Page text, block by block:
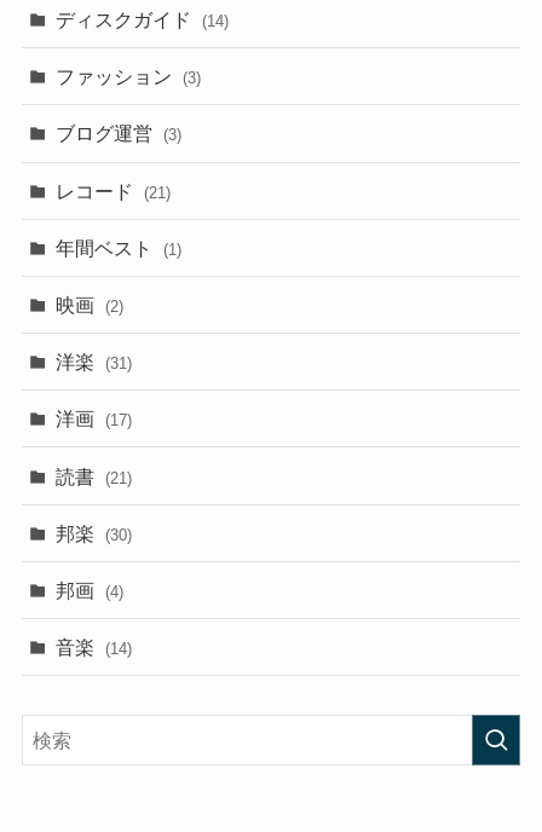
ディスクガイド (14)
ファッション (3)
ブログ運営 (3)
レコード (21)
年間ベスト (1)
映画 (2)
洋楽 (31)
洋画 (17)
読書 (21)
邦楽 (30)
邦画 (4)
音楽 (14)